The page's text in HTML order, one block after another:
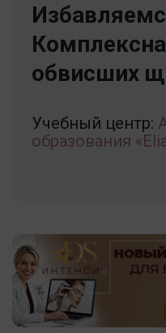
обвисших
Учебный центр:
образования